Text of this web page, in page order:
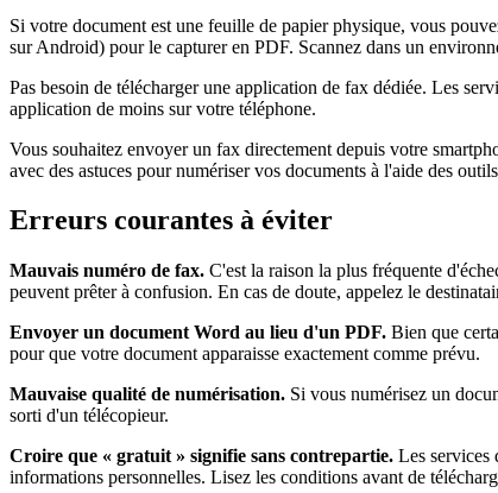
Si votre document est une feuille de papier physique, vous
sur Android) pour le capturer en PDF. Scannez dans un
Pas besoin de télécharger une application de fax dédiée. Les
application de moins sur votre téléphone.
Vous souhaitez envoyer un fax directement depuis votre
avec des astuces pour numériser vos documents à l'aide des
Erreurs courantes à éviter
Mauvais numéro de fax. C'est la raison la plus fréquente
peuvent prêter à confusion. En cas de doute, appelez le
Envoyer un document Word au lieu d'un PDF. Bien que
pour que votre document apparaisse exactement comme prévu.
Mauvaise qualité de numérisation. Si vous numérisez un
sorti d'un télécopieur.
Croire que « gratuit » signifie sans contrepartie. Les services
informations personnelles. Lisez les conditions avant de